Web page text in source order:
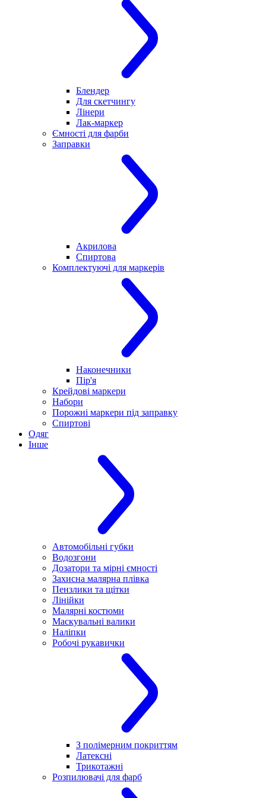
Блендер
Для скетчингу
Лінери
Лак-маркер
Ємності для фарби
Заправки
Акрилова
Спиртова
Комплектуючі для маркерів
Наконечники
Пір'я
Крейдові маркери
Набори
Порожні маркери під заправку
Спиртові
Одяг
Інше
Автомобільні губки
Водозгони
Дозатори та мірні ємності
Захисна малярна плівка
Пензлики та щітки
Лінійки
Малярні костюми
Маскувальні валики
Наліпки
Робочі рукавички
З полімерним покриттям
Латексні
Трикотажні
Розпилювачі для фарб